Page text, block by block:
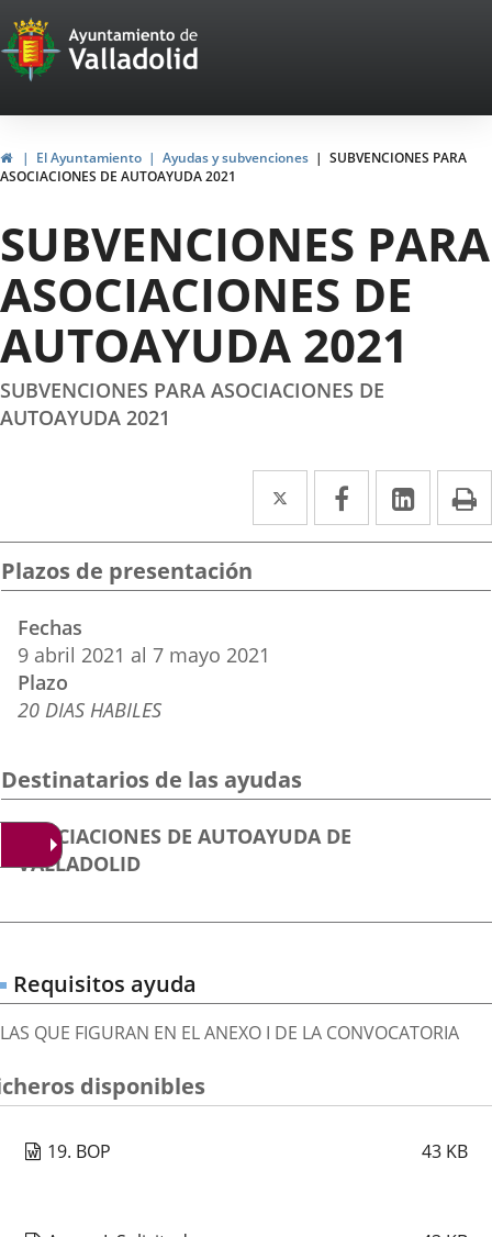
Portal
Web
del
Ayuntamiento
de
Valladolid
InicioEl Ayuntamiento Ayudas y subvenciones
SUBVENCIONES PARA
ASOCIACIONES DE AUTOAYUDA 2021
SUBVENCIONES PARA
ASOCIACIONES DE
AUTOAYUDA 2021
SUBVENCIONES PARA ASOCIACIONES DE
AUTOAYUDA 2021
Twitter
Enlace
a
aplicación
Facebook
Enlace
a
aplicación
Enlace
a
Plazos de presentación
Fechas
9 abril 2021 al 7 mayo 2021
Plazo
20 DIAS HABILES
Destinatarios de las ayudas
Destinatarios
ayuda
ASOCIACIONES DE AUTOAYUDA DE
VALLADOLID
Requisitos ayuda
LAS QUE FIGURAN EN EL ANEXO I DE LA CONVOCATORIA
disponibles
19. BOP 43 KB